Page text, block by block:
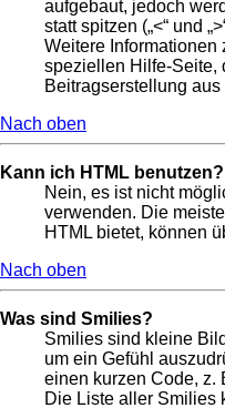
aufgebaut, jedoch
statt spitzen („<“ und
Weitere
speziellen Hilfe-Seite,
Beitragserstellung
Nach oben
Kann ich HTML benutzen?
Nein, es ist nicht
verwenden. Die
HTML bietet, können
Nach oben
Was sind Smilies?
Smilies sind kleine
um ein Gefühl
einen kurzen Code, z.
Die Liste aller Smilies